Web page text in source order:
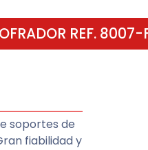
REF. 8007-
soportes de
fiabilidad y